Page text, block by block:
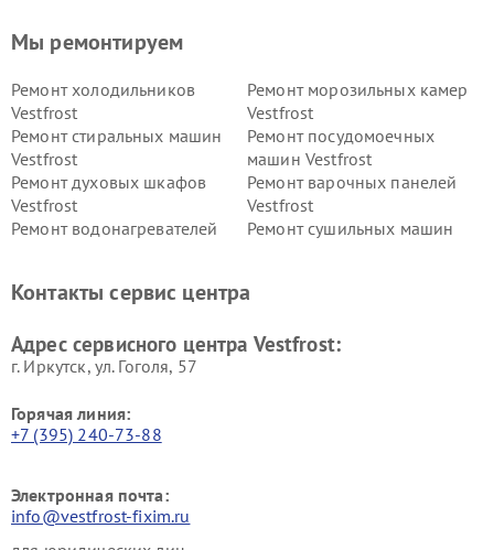
Мы ремонтируем
Ремонт холодильников
Vestfrost
Ремонт морозильных камер
Vestfrost
Ремонт стиральных машин
Vestfrost
Ремонт посудомоечных
машин Vestfrost
Ремонт духовых шкафов
Vestfrost
Ремонт варочных панелей
Vestfrost
Ремонт водонагревателей
Ремонт сушильных машин
Vestfrost
Контакты сервис центра
Адрес сервисного центра Vestfrost:
г. Иркутск, ул. ​Гоголя, 57
Горячая линия:
+7 (395) 240-73-88
Электронная почта:
info@vestfrost-fixim.ru